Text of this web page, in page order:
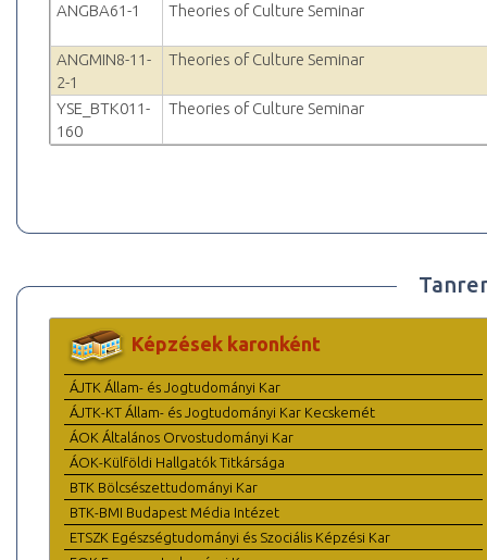
ANGBA61-1 Theories of Culture Seminar
ANGMIN8-11-
2-1
Theories of Culture Seminar
YSE_BTK011-
160
Theories of Culture Seminar
Képzések karonként
ÁJTK Állam- és Jogtudományi Kar
ÁJTK-KT Állam- és Jogtudományi Kar Kecskemét
ÁOK Általános Orvostudományi Kar
ÁOK-Külföldi Hallgatók Titkársága
BTK Bölcsészettudományi Kar
BTK-BMI Budapest Média Intézet
ETSZK Egészségtudományi és Szociális Képzési Kar